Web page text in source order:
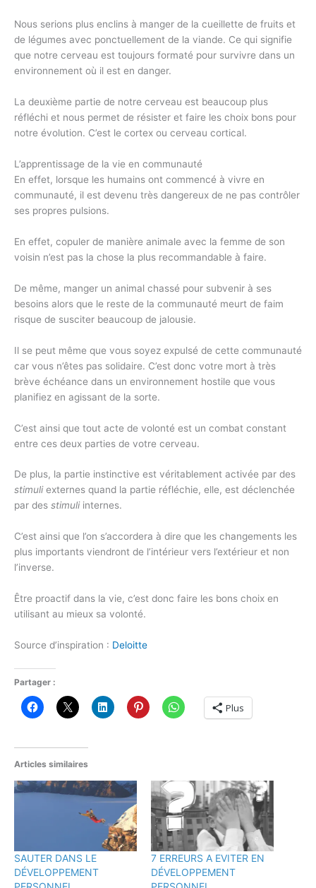
Nous serions plus enclins à manger de la cueillette de fruits et
de légumes avec ponctuellement de la viande. Ce qui signifie
que notre cerveau est toujours formaté pour survivre dans un
environnement où il est en danger.
La deuxième partie de notre cerveau est beaucoup plus
réfléchi et nous permet de résister et faire les choix bons pour
notre évolution. C’est le cortex ou cerveau cortical.
L’apprentissage de la vie en communauté
En effet, lorsque les humains ont commencé à vivre en
communauté, il est devenu très dangereux de ne pas contrôler
ses propres pulsions.
En effet, copuler de manière animale avec la femme de son
voisin n’est pas la chose la plus recommandable à faire.
De même, manger un animal chassé pour subvenir à ses
besoins alors que le reste de la communauté meurt de faim
risque de susciter beaucoup de jalousie.
Il se peut même que vous soyez expulsé de cette communauté
car vous n’êtes pas solidaire. C’est donc votre mort à très
brève échéance dans un environnement hostile que vous
planifiez en agissant de la sorte.
C’est ainsi que tout acte de volonté est un combat constant
entre ces deux parties de votre cerveau.
De plus, la partie instinctive est véritablement activée par des
stimuliexternes quand la partie réfléchie, elle, est déclenchée
par des stimuli internes.
C’est ainsi que l’on s’accordera à dire que les changements les
plus importants viendront de l’intérieur vers l’extérieur et non
l’inverse.
Être proactif dans la vie, c’est donc faire les bons choix en
utilisant au mieux sa volonté.
Source d’inspiration : Deloitte
Partager :
Plus
Articles similaires
SAUTER DANS LE
DÉVELOPPEMENT
7 ERREURS A EVITER EN
DÉVELOPPEMENT